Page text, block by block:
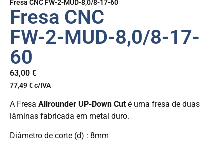
Fresa CNC FW-2-MUD-8,0/8-17-60
Fresa CNC
FW-2-MUD-8,0/8-17-
60
63,00 €
77,49€c/IVA
A Fresa Allrounder UP-Down Cut é uma fresa de duas
lâminas fabricada em metal duro.
Diâmetro de corte (d) : 8mm